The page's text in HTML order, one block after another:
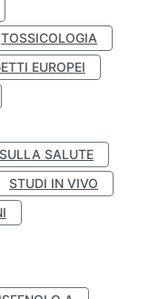
TOSSICOLOGIA
EUROPEI
SALUTE
STUDI IN VIVO